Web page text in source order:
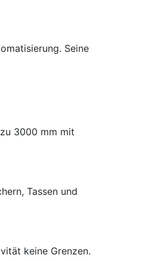
Seine
3000 mm mit
Tassen und
keine Grenzen.